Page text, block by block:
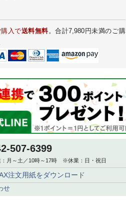
入で送料無料。合計7,980円未満のご購
507-6399
：月～土／10時～17時 ※休業：日・祝日
注文用紙をダウンロード
せ